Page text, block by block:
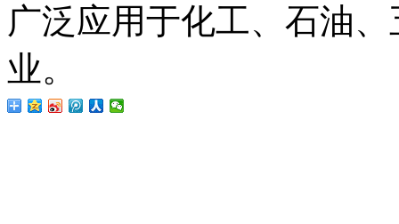
广泛应用于化工、石油
业。